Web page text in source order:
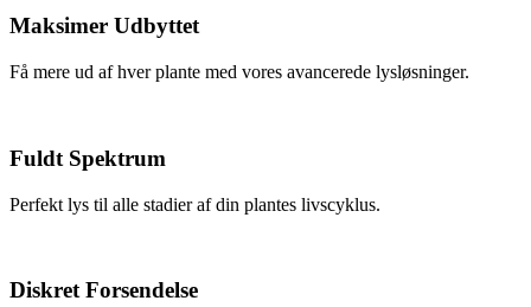
Maksimer Udbyttet
Få mere ud af hver plante med vores avancerede lysløsninger.
Fuldt Spektrum
Perfekt lys til alle stadier af din plantes livscyklus.
Diskret Forsendelse